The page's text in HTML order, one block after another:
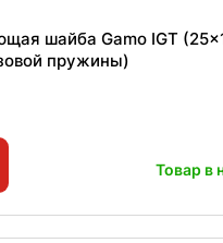
шайба Gamo IGT
пружины)
Товар в